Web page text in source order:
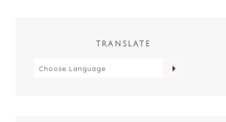
TRANSLATE